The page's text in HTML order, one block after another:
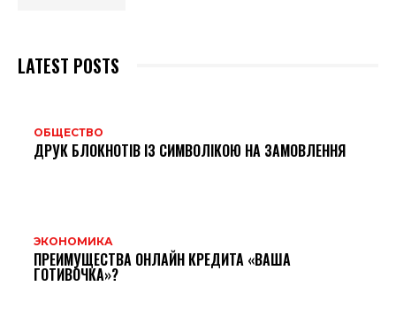
LATEST POSTS
ОБЩЕСТВО
ДРУК БЛОКНОТІВ ІЗ СИМВОЛІКОЮ НА ЗАМОВЛЕННЯ
ЭКОНОМИКА
ПРЕИМУЩЕСТВА ОНЛАЙН КРЕДИТА «ВАША
ГОТИВОЧКА»?